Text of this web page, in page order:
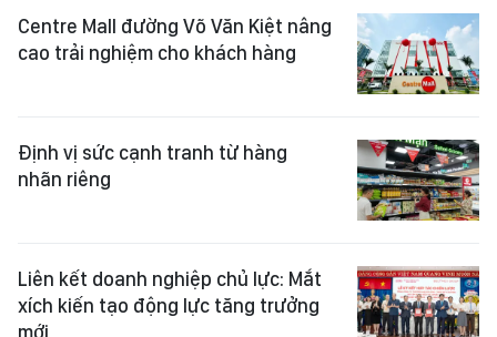
Centre Mall đường Võ Văn Kiệt nâng
cao trải nghiệm cho khách hàng
Định vị sức cạnh tranh từ hàng
nhãn riêng
Liên kết doanh nghiệp chủ lực: Mắt
xích kiến tạo động lực tăng trưởng
mới